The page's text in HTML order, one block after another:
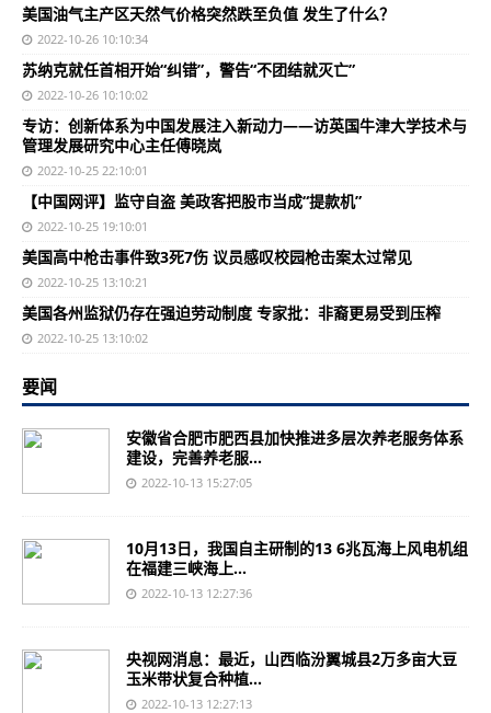
美国油气主产区天然气价格突然跌至负值 发生了什么？
2022-10-26 10:10:34
苏纳克就任首相开始“纠错”，警告“不团结就灭亡”
2022-10-26 10:10:02
专访：创新体系为中国发展注入新动力——访英国牛津大学技术与
管理发展研究中心主任傅晓岚
2022-10-25 22:10:01
【中国网评】监守自盗 美政客把股市当成“提款机”
2022-10-25 19:10:01
美国高中枪击事件致3死7伤 议员感叹校园枪击案太过常见
2022-10-25 13:10:21
美国各州监狱仍存在强迫劳动制度 专家批：非裔更易受到压榨
2022-10-25 13:10:02
要闻
安徽省合肥市肥西县加快推进多层次养老服务体系
建设，完善养老服...
2022-10-13 15:27:05
10月13日，我国自主研制的13 6兆瓦海上风电机组
在福建三峡海上...
2022-10-13 12:27:36
央视网消息：最近，山西临汾翼城县2万多亩大豆
玉米带状复合种植...
2022-10-13 12:27:13